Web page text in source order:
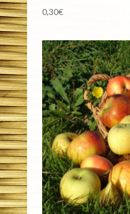
0,30€